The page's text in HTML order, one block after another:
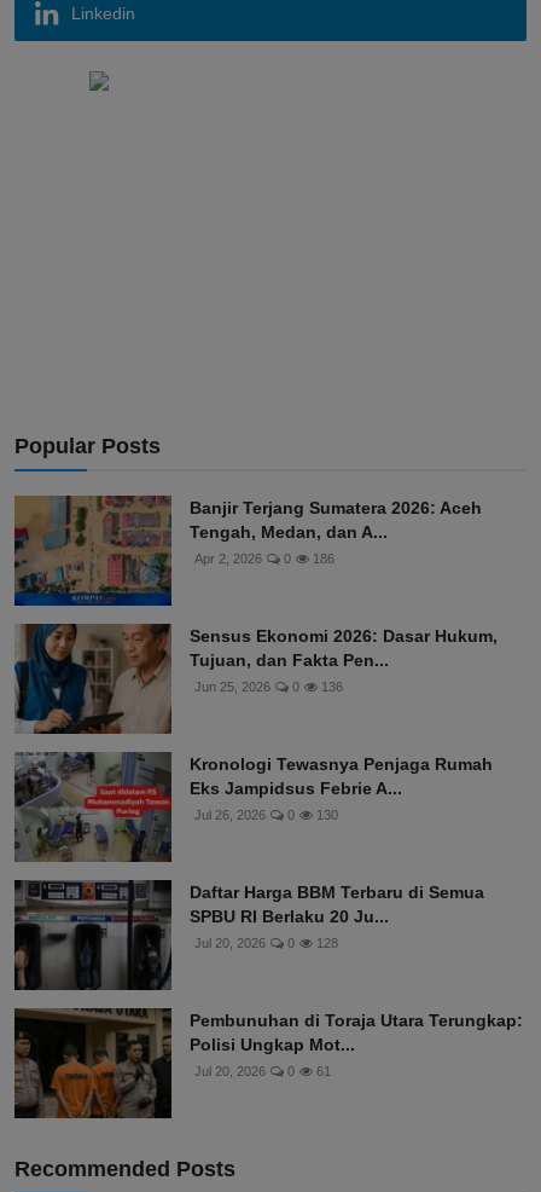
Linkedin
Popular Posts
Banjir Terjang Sumatera 2026: Aceh
Tengah, Medan, dan A...
Apr 2, 2026 0 186
Sensus Ekonomi 2026: Dasar Hukum,
Tujuan, dan Fakta Pen...
Jun 25, 2026 0 136
Kronologi Tewasnya Penjaga Rumah
Eks Jampidsus Febrie A...
Jul 26, 2026 0 130
Daftar Harga BBM Terbaru di Semua
SPBU RI Berlaku 20 Ju...
Jul 20, 2026 0 128
Pembunuhan di Toraja Utara Terungkap:
Polisi Ungkap Mot...
Jul 20, 2026 0 61
Recommended Posts